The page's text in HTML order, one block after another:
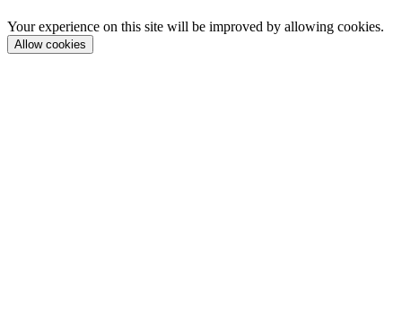
Your experience on this site will be improved by allowing cookies.
Allow cookies